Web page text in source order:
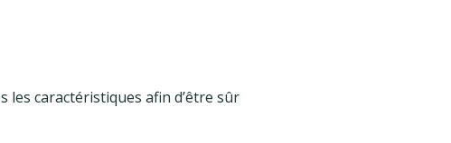
les caractéristiques afin d’être sûr